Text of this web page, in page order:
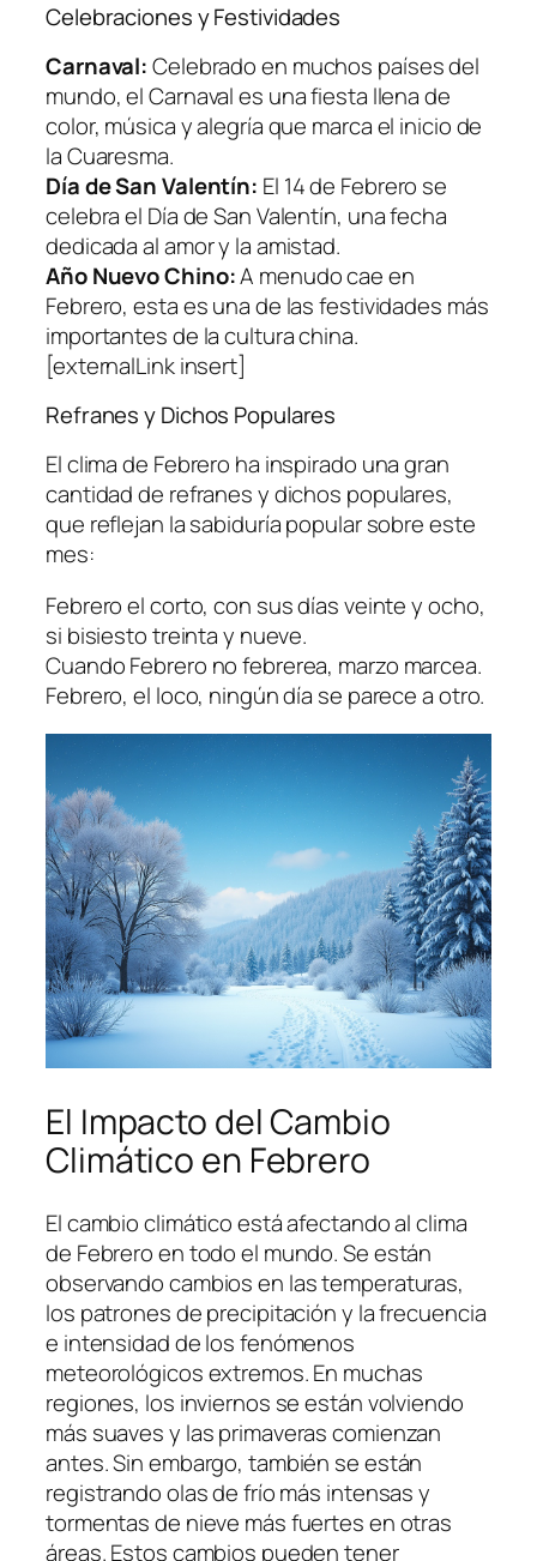
Celebraciones y Festividades
Carnaval:Celebrado en muchos países del
mundo, el Carnaval es una fiesta llena de
color, música y alegría que marca el inicio de
la Cuaresma.
Día de San Valentín: El 14 de Febrero se
celebra el Día de San Valentín, una fecha
dedicada al amor y la amistad.
Año Nuevo Chino:A menudo cae en
Febrero, esta es una de las festividades más
importantes de la cultura china.
[externalLink insert]
Refranes y Dichos Populares
El clima de Febrero ha inspirado una gran
cantidad de refranes y dichos populares,
que reflejan la sabiduría popular sobre este
mes:
Febrero el corto, con sus días veinte y ocho,
si bisiesto treinta y nueve.
Cuando Febrero no febrerea, marzo marcea.
Febrero, el loco, ningún día se parece a otro.
El Impacto del Cambio
Climático en Febrero
El cambio climático está afectando al clima
de Febrero en todo el mundo. Se están
observando cambios en las temperaturas,
los patrones de precipitación y la frecuencia
e intensidad de los fenómenos
meteorológicos extremos. En muchas
regiones, los inviernos se están volviendo
más suaves y las primaveras comienzan
antes. Sin embargo, también se están
registrando olas de frío más intensas y
tormentas de nieve más fuertes en otras
áreas. Estos cambios pueden tener